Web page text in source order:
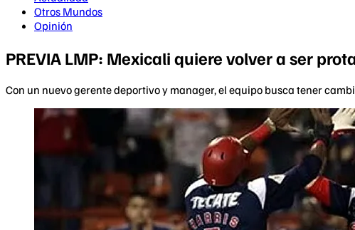
Otros Mundos
Opinión
PREVIA LMP: Mexicali quiere volver a ser
Con un nuevo gerente deportivo y manager, el equipo busca tener